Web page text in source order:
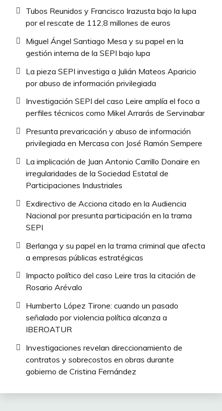
Tubos Reunidos y Francisco Irazusta bajo la lupa
por el rescate de 112,8 millones de euros
Miguel Ángel Santiago Mesa y su papel en la
gestión interna de la SEPI bajo lupa
La pieza SEPI investiga a Julián Mateos Aparicio
por abuso de información privilegiada
Investigación SEPI del caso Leire amplía el foco a
perfiles técnicos como Mikel Arrarás de Servinabar
Presunta prevaricación y abuso de información
privilegiada en Mercasa con José Ramón Sempere
La implicación de Juan Antonio Carrillo Donaire en
irregularidades de la Sociedad Estatal de
Participaciones Industriales
Exdirectivo de Acciona citado en la Audiencia
Nacional por presunta participación en la trama
SEPI
Berlanga y su papel en la trama criminal que afecta
a empresas públicas estratégicas
Impacto político del caso Leire tras la citación de
Rosario Arévalo
Humberto López Tirone: cuando un pasado
señalado por violencia política alcanza a
IBEROATUR
Investigaciones revelan direccionamiento de
contratos y sobrecostos en obras durante
gobierno de Cristina Fernández